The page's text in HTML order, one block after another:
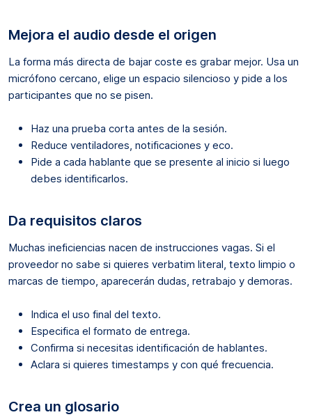
Mejora el audio desde el origen
La forma más directa de bajar coste es grabar mejor. Usa un
micrófono cercano, elige un espacio silencioso y pide a los
participantes que no se pisen.
Haz una prueba corta antes de la sesión.
Reduce ventiladores, notificaciones y eco.
Pide a cada hablante que se presente al inicio si luego
debes identificarlos.
Da requisitos claros
Muchas ineficiencias nacen de instrucciones vagas. Si el
proveedor no sabe si quieres verbatim literal, texto limpio o
marcas de tiempo, aparecerán dudas, retrabajo y demoras.
Indica el uso final del texto.
Especifica el formato de entrega.
Confirma si necesitas identificación de hablantes.
Aclara si quieres timestamps y con qué frecuencia.
Crea un glosario